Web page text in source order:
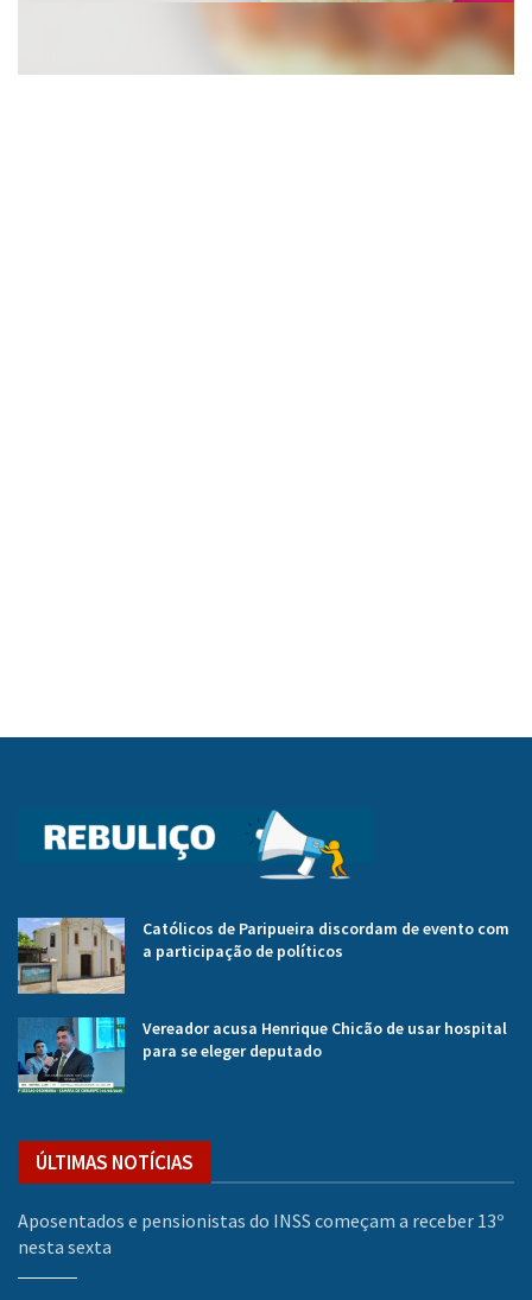
Católicos de Paripueira discordam de evento com
a participação de políticos
Vereador acusa Henrique Chicão de usar hospital
para se eleger deputado
ÚLTIMAS NOTÍCIAS
Aposentados e pensionistas do INSS começam a receber 13º
nesta sexta